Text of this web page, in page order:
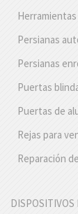
Persianas
Persianas
Puertas
Puertas de
Rejas para
Reparación
DISPOSITIVOS